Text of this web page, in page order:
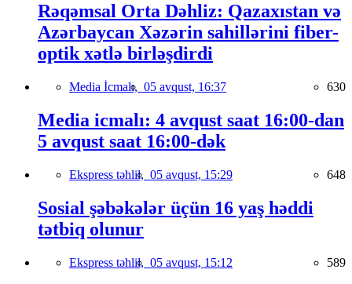
Rəqəmsal Orta Dəhliz: Qazaxıstan və
Azərbaycan Xəzərin sahillərini fiber-
optik xətlə birləşdirdi
Media İcmalı, 05 avqust, 16:37 630
Media icmalı: 4 avqust saat 16:00-dan
5 avqust saat 16:00-dək
Ekspress təhlil, 05 avqust, 15:29 648
Sosial şəbəkələr üçün 16 yaş həddi
tətbiq olunur
Ekspress təhlil, 05 avqust, 15:12 589